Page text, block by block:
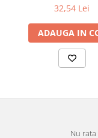
32,54 Lei
ADAUGA IN
Nu